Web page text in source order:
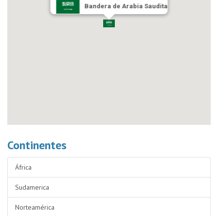
Bandera de Arabia Saudita
Continentes
África
Sudamerica
Norteamérica